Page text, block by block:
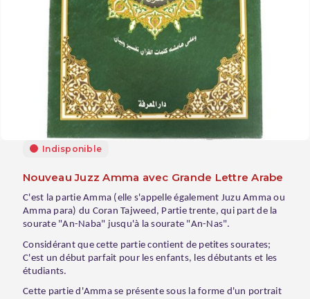
Indisponible
Nouveau Juzz Amma avec Grande Lettre Arabe
C'est la partie Amma (elle s'appelle également Juzu Amma ou
Amma para) du Coran Tajweed, Partie trente, qui part de la
sourate "An-Naba" jusqu'à la sourate "An-Nas".
Considérant que cette partie contient de petites sourates;
C'est un début parfait pour les enfants, les débutants et les
étudiants.
Cette partie d'Amma se présente sous la forme d'un portrait